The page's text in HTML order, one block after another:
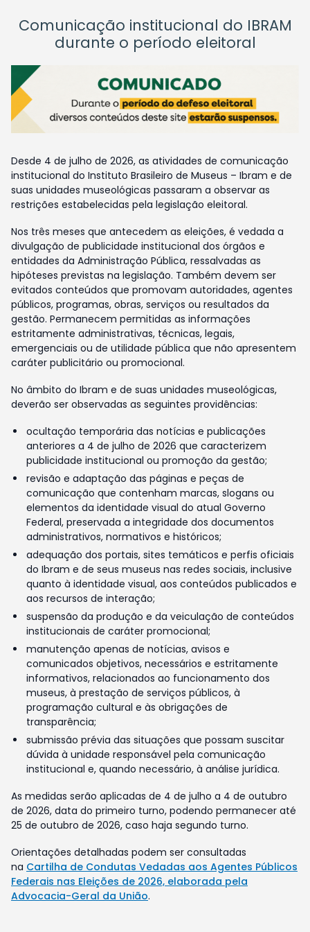
Comunicação institucional do IBRAM
durante o período eleitoral
Desde 4 de julho de 2026, as atividades de comunicação
institucional do Instituto Brasileiro de Museus – Ibram e de
suas unidades museológicas passaram a observar as
restrições estabelecidas pela legislação eleitoral.
Nos três meses que antecedem as eleições, é vedada a
divulgação de publicidade institucional dos órgãos e
entidades da Administração Pública, ressalvadas as
hipóteses previstas na legislação. Também devem ser
evitados conteúdos que promovam autoridades, agentes
públicos, programas, obras, serviços ou resultados da
gestão. Permanecem permitidas as informações
estritamente administrativas, técnicas, legais,
emergenciais ou de utilidade pública que não apresentem
caráter publicitário ou promocional.
No âmbito do Ibram e de suas unidades museológicas,
deverão ser observadas as seguintes providências:
ocultação temporária das notícias e publicações
anteriores a 4 de julho de 2026 que caracterizem
publicidade institucional ou promoção da gestão;
revisão e adaptação das páginas e peças de
comunicação que contenham marcas, slogans ou
elementos da identidade visual do atual Governo
Federal, preservada a integridade dos documentos
administrativos, normativos e históricos;
adequação dos portais, sites temáticos e perfis oficiais
do Ibram e de seus museus nas redes sociais, inclusive
quanto à identidade visual, aos conteúdos publicados e
aos recursos de interação;
suspensão da produção e da veiculação de conteúdos
institucionais de caráter promocional;
manutenção apenas de notícias, avisos e
comunicados objetivos, necessários e estritamente
informativos, relacionados ao funcionamento dos
museus, à prestação de serviços públicos, à
programação cultural e às obrigações de
transparência;
submissão prévia das situações que possam suscitar
dúvida à unidade responsável pela comunicação
institucional e, quando necessário, à análise jurídica.
As medidas serão aplicadas de 4 de julho a 4 de outubro
de 2026, data do primeiro turno, podendo permanecer até
25 de outubro de 2026, caso haja segundo turno.
Orientações detalhadas podem ser consultadas
na Cartilha de Condutas Vedadas aos Agentes Públicos
Federais nas Eleições de 2026, elaborada pela
Advocacia-Geral da União.